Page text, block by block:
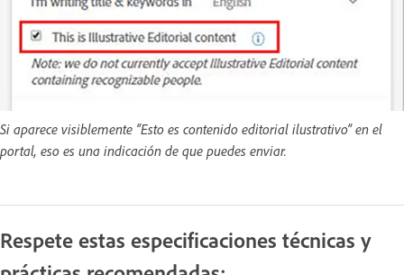
Si aparece visiblemente “Esto es contenido editorial ilustrativo” en el
portal, eso es una indicación de que puedes enviar.
Respete estas especificaciones técnicas y